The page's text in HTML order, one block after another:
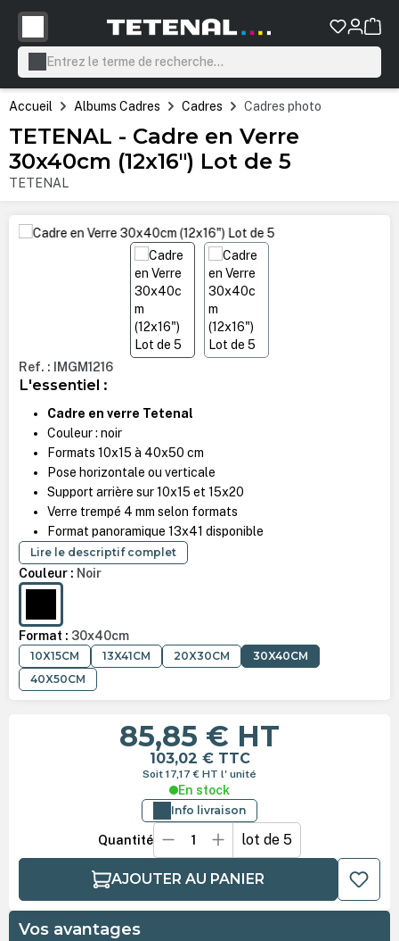
principal
Accueil Albums Cadres Cadres Cadres photo
TETENAL - Cadre en Verre
30x40cm (12x16") Lot de 5
TETENAL
Ignorer la galerie d'images
Ref. : IMGM1216
L'essentiel :
Cadre en verre Tetenal
Couleur : noir
Formats 10x15 à 40x50 cm
Pose horizontale ou verticale
Support arrière sur 10x15 et 15x20
Verre trempé 4 mm selon formats
Format panoramique 13x41 disponible
Lire le descriptif complet
Couleur : Noir
Format : 30x40cm
10X15CM 13X41CM 20X30CM
30X40CM
40X50CM
85,85 € HT
103,02 € TTC
Soit 17,17 € HT l' unité
En stock
Info livraison
Quantité lot de 5
AJOUTER AU PANIER
Vos avantages